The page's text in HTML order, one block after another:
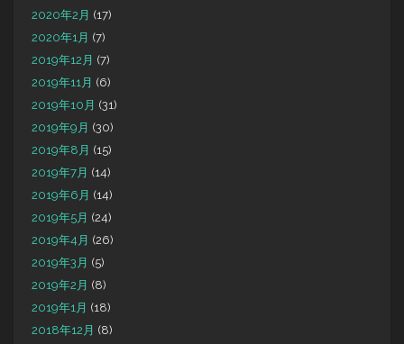
2020年2月 (17)
2020年1月 (7)
2019年12月 (7)
2019年11月 (6)
2019年10月 (31)
2019年9月 (30)
2019年8月 (15)
2019年7月 (14)
2019年6月 (14)
2019年5月 (24)
2019年4月 (26)
2019年3月 (5)
2019年2月 (8)
2019年1月 (18)
2018年12月 (8)